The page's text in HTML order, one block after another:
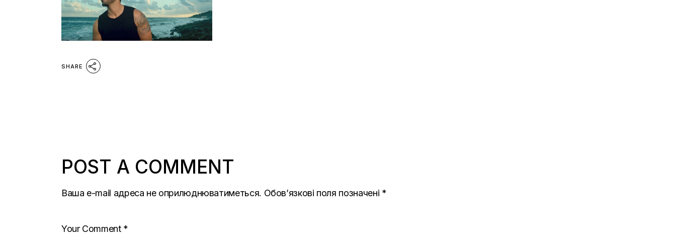
SHARE
POST A COMMENT
Ваша e-mail адреса не оприлюднюватиметься. Обов’язкові поля позначені *